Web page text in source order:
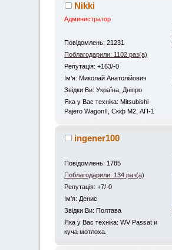
Nikki
Администратор
Повідомлень: 21231
Поблагодарили: 1102 раз(а)
Репутація: +163/-0
Iм'я: Миколай Анатолійович
Звідки Ви: Україна, Дніпро
Яка у Вас техніка: Mitsubishi
Pajero WagonII, Скіф М2, АП-1
ingener100
Повідомлень: 1785
Поблагодарили: 134 раз(а)
Репутація: +7/-0
Iм'я: Денис
Звідки Ви: Полтава
Яка у Вас техніка: WV Passat и
куча мотлоха.